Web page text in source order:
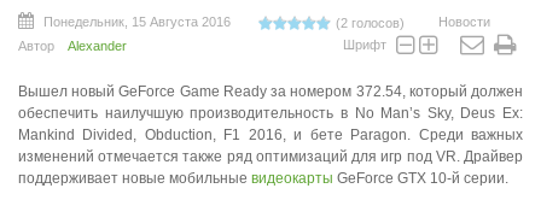
Понедельник, 15 Августа 2016 (2 голосов)
Новости
Автор
Alexander Шрифт
Вышел новый GeForce Game Ready за номером 372.54, который должен
обеспечить наилучшую производительность в No Man’s Sky, Deus Ex:
Mankind Divided, Obduction, F1 2016, и бете Paragon. Среди важных
изменений отмечается также ряд оптимизаций для игр под VR. Драйвер
поддерживает новые мобильные видеокарты GeForce GTX 10-й серии.